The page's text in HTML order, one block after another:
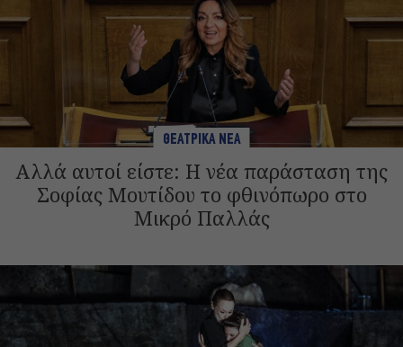
ΘΕΑΤΡΙΚΑ ΝΕΑ
Αλλά αυτοί είστε: Η νέα παράσταση της
Σοφίας Μουτίδου το φθινόπωρο στο
Μικρό Παλλάς